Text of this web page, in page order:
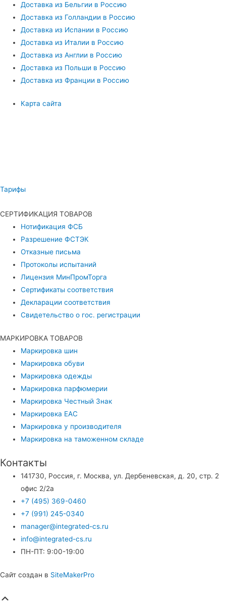
Доставка из Бельгии в Россию
Доставка из Голландии в Россию
Доставка из Испании в Россию
Доставка из Италии в Россию
Доставка из Англии в Россию
Доставка из Польши в Россию
Доставка из Франции в Россию
Карта сайта
Тарифы
СЕРТИФИКАЦИЯ ТОВАРОВ
Нотификация ФСБ
Разрешение ФСТЭК
Отказные письма
Протоколы испытаний
Лицензия МинПромТорга
Сертификаты соответствия
Декларации соответствия
Свидетельство о гос. регистрации
МАРКИРОВКА ТОВАРОВ
Маркировка шин
Маркировка обуви
Маркировка одежды
Маркировка парфюмерии
Маркировка Честный Знак
Маркировка EAC
Маркировка у производителя
Маркировка на таможенном складе
Контакты
141730, Россия, г. Москва, ул. Дербеневская, д. 20, стр. 2
офис 2/2а
+7 (495) 369-0460
+7 (991) 245-0340
manager@integrated-cs.ru
info@integrated-cs.ru
ПН-ПТ: 9:00-19:00
Сайт создан в SiteMakerPro